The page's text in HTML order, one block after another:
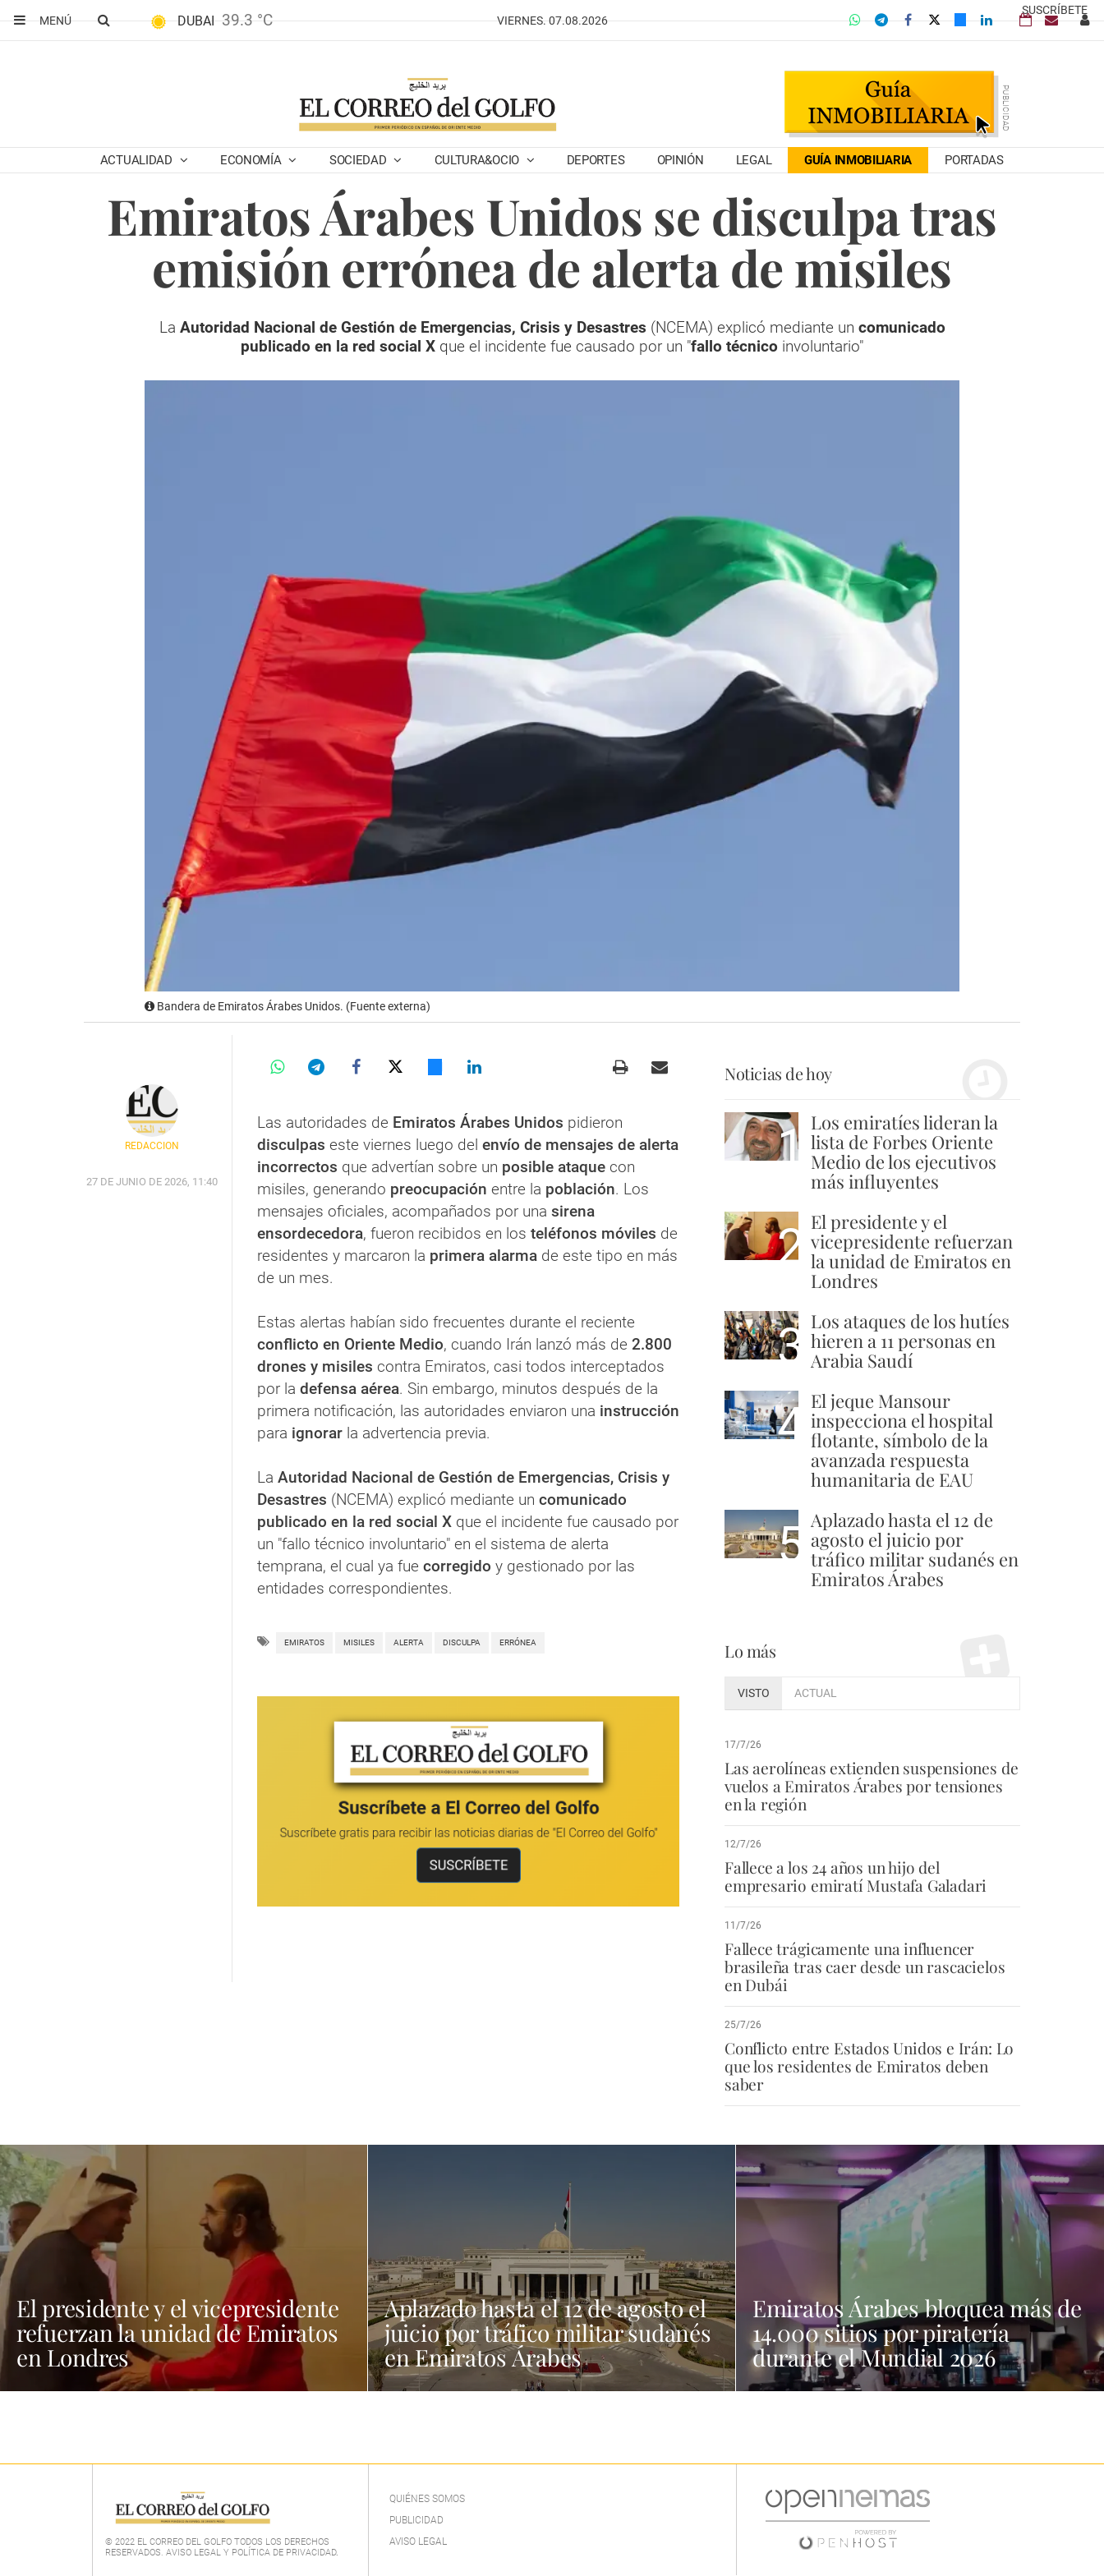
SUSCRÍBETE
MENÚ
DUBAI 39.3 °C VIERNES. 07.08.2026
ACTUALIDAD ECONOMÍA SOCIEDAD CULTURA&OCIO DEPORTES OPINIÓN LEGAL GUÍA INMOBILIARIA PORTADAS
Emiratos Árabes Unidos se disculpa tras
emisión errónea de alerta de misiles
La Autoridad Nacional de Gestión de Emergencias, Crisis y Desastres (NCEMA) explicó mediante un comunicado
publicado en la red social X que el incidente fue causado por un "fallo técnico involuntario"
Bandera de Emiratos Árabes Unidos. (Fuente externa)
REDACCIÓN
27 DE JUNIO DE 2026, 11:40
Las autoridades de Emiratos Árabes Unidos pidieron
disculpas este viernes luego del envío de mensajes de alerta
incorrectos que advertían sobre un posible ataque con
misiles, generando preocupación entre la población. Los
mensajes oficiales, acompañados por una sirena
ensordecedora, fueron recibidos en los teléfonos móviles de
residentes y marcaron la primera alarma de este tipo en más
de un mes.
Estas alertas habían sido frecuentes durante el reciente
conflicto en Oriente Medio, cuando Irán lanzó más de 2.800
drones y misiles contra Emiratos, casi todos interceptados
por la defensa aérea. Sin embargo, minutos después de la
primera notificación, las autoridades enviaron una instrucción
para ignorar la advertencia previa.
La Autoridad Nacional de Gestión de Emergencias, Crisis y
Desastres (NCEMA) explicó mediante un comunicado
publicado en la red social X que el incidente fue causado por
un "fallo técnico involuntario" en el sistema de alerta
temprana, el cual ya fue corregido y gestionado por las
entidades correspondientes.
EMIRATOS MISILES ALERTA DISCULPA ERRÓNEA
Noticias de hoy
1 Los emiratíes lideran la
lista de Forbes Oriente
Medio de los ejecutivos
más influyentes
2 El presidente y el
vicepresidente refuerzan
la unidad de Emiratos en
Londres
3 Los ataques de los hutíes
hieren a 11 personas en
Arabia Saudí
4 El jeque Mansour
inspecciona el hospital
flotante, símbolo de la
avanzada respuesta
humanitaria de EAU
5 Aplazado hasta el 12 de
agosto el juicio por
tráfico militar sudanés en
Emiratos Árabes
Lo más
VISTO ACTUAL
17/7/26
Las aerolíneas extienden suspensiones de
vuelos a Emiratos Árabes por tensiones
en la región
12/7/26
Fallece a los 24 años un hijo del
empresario emiratí Mustafa Galadari
11/7/26
Fallece trágicamente una influencer
brasileña tras caer desde un rascacielos
en Dubái
25/7/26
Conflicto entre Estados Unidos e Irán: Lo
que los residentes de Emiratos deben
saber
El presidente y el vicepresidente
refuerzan la unidad de Emiratos
en Londres
Aplazado hasta el 12 de agosto el
juicio por tráfico militar sudanés
en Emiratos Árabes
Emiratos Árabes bloquea más de
14.000 sitios por piratería
durante el Mundial 2026
© 2022 EL CORREO DEL GOLFO TODOS LOS DERECHOS
RESERVADOS. AVISO LEGAL Y POLÍTICA DE PRIVACIDAD.
QUIÉNES SOMOS
PUBLICIDAD
AVISO LEGAL